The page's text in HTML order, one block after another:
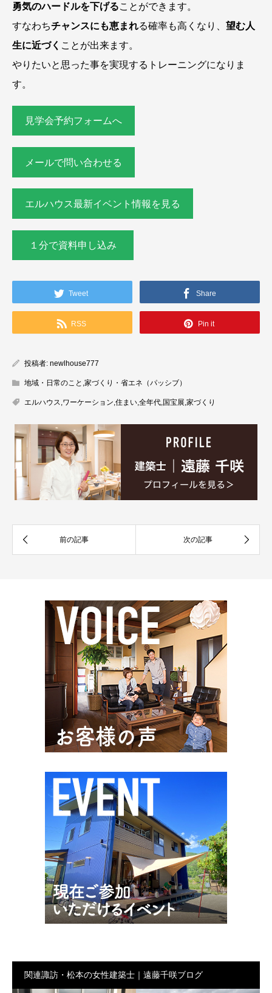
勇気のハードルを下げることができます。
すなわちチャンスにも恵まれる確率も高くなり、 望む人
生に近づく ことが出来ます。
やりたいと思った事を実現するトレーニングになりま
す。
見学会予約フォームへ
メールで問い合わせる
エルハウス最新イベント情報を見る
１分で資料申し込み
Tweet Share
RSS Pin it
投稿者: newlhouse777
地域・日常のこと 家づくり・省エネ（パッシブ）
エルハウス ワーケーション 住まい 全年代 国宝展 家づくり
関連諏訪・松本の女性建築士｜遠藤千咲ブログ